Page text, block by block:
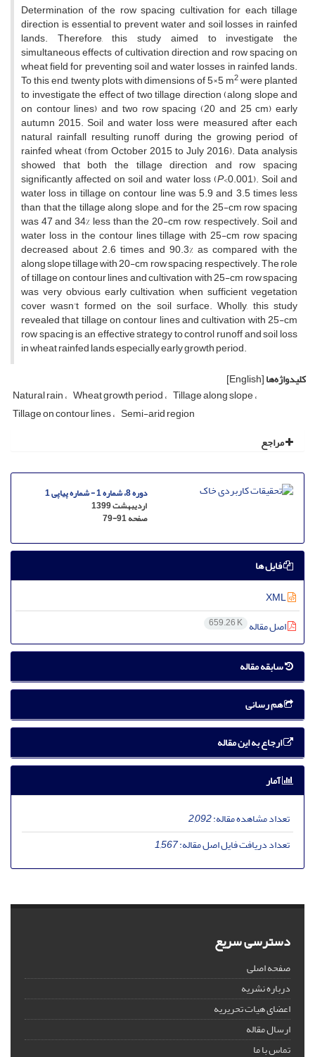
Determination of the row spacing cultivation for each tillage
direction is essential to prevent water and soil losses in rainfed
lands. Therefore, this study aimed to investigate the
simultaneous effects of cultivation direction and row spacing on
wheat field for preventing soil and water losses in rainfed lands.
To this end, twenty plots with dimensions of 5×5 m2were planted
to investigate the effect of two tillage direction (along slope and
on contour lines) and two row spacing (20 and 25 cm) early
autumn 2015. Soil and water loss were measured after each
natural rainfall resulting runoff during the growing period of
rainfed wheat (from October 2015 to July 2016). Data analysis
showed that both the tillage direction and row spacing
significantly affected on soil and water loss (P<0.001). Soil and
water loss in tillage on contour line was 5.9 and 3.5 times less
than that the tillage along slope, and for the 25-cm row spacing
was 47 and 34% less than the 20-cm row, respectively. Soil and
water loss in the contour lines tillage with 25-cm row spacing
decreased about 2.6 times and 90.3% as compared with the
along slope tillage with 20-cm row spacing, respectively. The role
of tillage on contour lines and cultivation with 25-cm row spacing
was very obvious early cultivation, when sufficient vegetation
cover wasn’t formed on the soil surface. Wholly, this study
revealed that tillage on contour lines and cultivation with 25-cm
row spacing is an effective strategy to control runoff and soil loss
in wheat rainfed lands especially early growth period.
کلیدواژه‌ها[English]
Natural rain Wheat growth period Tillage along slope
Tillage on contour lines Semi-arid region
مراجع
دوره 8، شماره 1 - شماره پیاپی 1
اردیبهشت 1399
صفحه79-91
فایل ها
اصل مقاله 659.26 K
سابقه مقاله
هم رسانی
ارجاع به این مقاله
آمار
تعداد مشاهده مقاله:2,092
تعداد دریافت فایل اصل مقاله:1,567
دسترسی سریع
صفحه اصلی
درباره نشریه
اعضای هیات تحریریه
ارسال مقاله
تماس با ما